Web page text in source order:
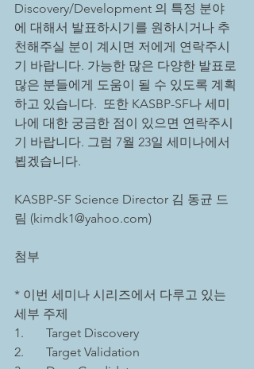
Discovery/Development 의 특정 분야
에 대해서 발표하시기를 원하시거나 추
천해주실 분이 계시면 저에게 연락주시
기 바랍니다. 가능한 많은 다양한 발표로
많은 분들에게 도움이 될 수 있도록 계획
하고 있습니다.  또한 KASBP-SF나 세미
나에 대한 궁금한 점이 있으면 연락주시
기 바랍니다. 그럼 7월 23일 세미나에서
뵙겠습니다.
KASBP-SF Science Director 김 동균 드
림 (kimdk1@yahoo.com)
첨부
* 이번 세미나 시리즈에서 다루고 있는
세부 주제
1.       Target Discovery
2.       Target Validation